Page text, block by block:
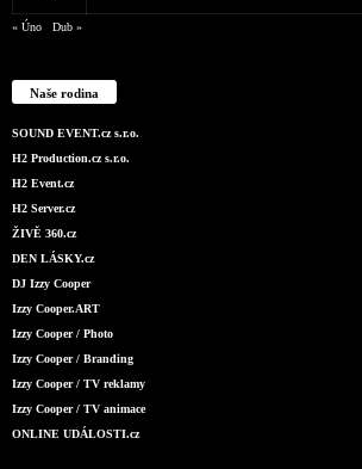
« Úno Dub »
Naše rodina
SOUND EVENT.cz s.r.o.
H2 Production.cz s.r.o.
H2 Event.cz
H2 Server.cz
ŽIVĚ 360.cz
DEN LÁSKY.cz
DJ Izzy Cooper
Izzy Cooper.ART
Izzy Cooper / Photo
Izzy Cooper / Branding
Izzy Cooper / TV reklamy
Izzy Cooper / TV animace
ONLINE UDÁLOSTI.cz